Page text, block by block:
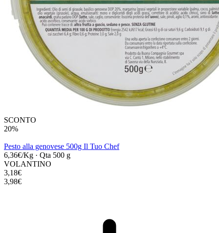
SCONTO
20%
Pesto alla genovese 500g Il Tuo Chef
6,36€/Kg · Qta 500 g
VOLANTINO
3,18€
3,98€